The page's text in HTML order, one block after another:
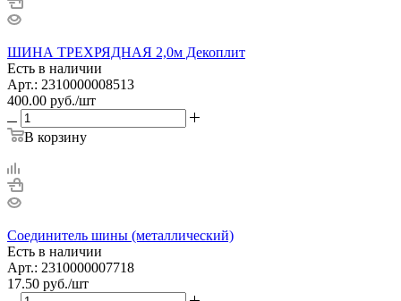
ШИНА ТРЕХРЯДНАЯ 2,0м Декоплит
Есть в наличии
Арт.: 2310000008513
400.00 руб./шт
В корзину
Соединитель шины (металлический)
Есть в наличии
Арт.: 2310000007718
17.50 руб./шт